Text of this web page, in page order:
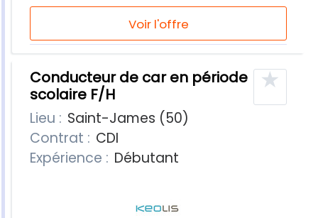
Voir l'offre
Conducteur de car en période
scolaire F/H
★
Lieu : Saint-James (50)
Contrat : CDI
Expérience : Débutant